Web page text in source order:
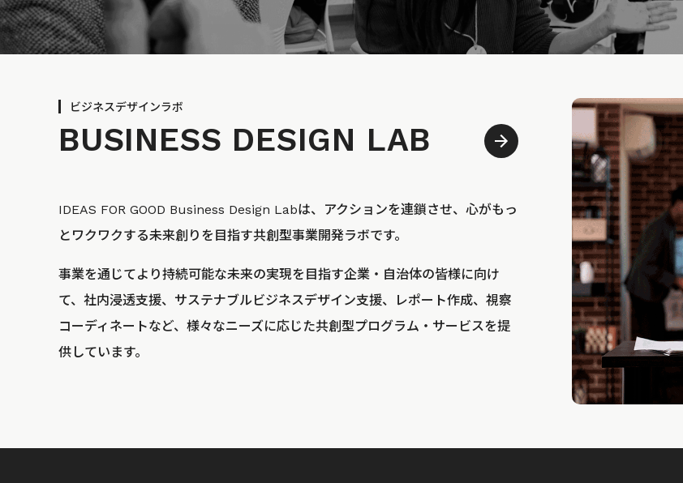
ビジネスデザインラボ
BUSINESS DESIGN LAB
IDEAS FOR GOOD Business Design Labは、アクションを連鎖させ、心がもっ
とワクワクする未来創りを目指す共創型事業開発ラボです。
事業を通じてより持続可能な未来の実現を目指す企業・自治体の皆様に向け
て、社内浸透支援、サステナブルビジネスデザイン支援、レポート作成、視察
コーディネートなど、様々なニーズに応じた共創型プログラム・サービスを提
供しています。